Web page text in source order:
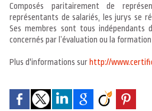
Composés paritairement de
représentants de salariés, les jurys se
Ses membres sont tous indépendants
concernés par l’évaluation ou la
Plus d'informations surhttp://